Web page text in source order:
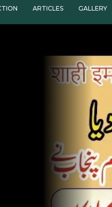
ARTICLES GALLERY